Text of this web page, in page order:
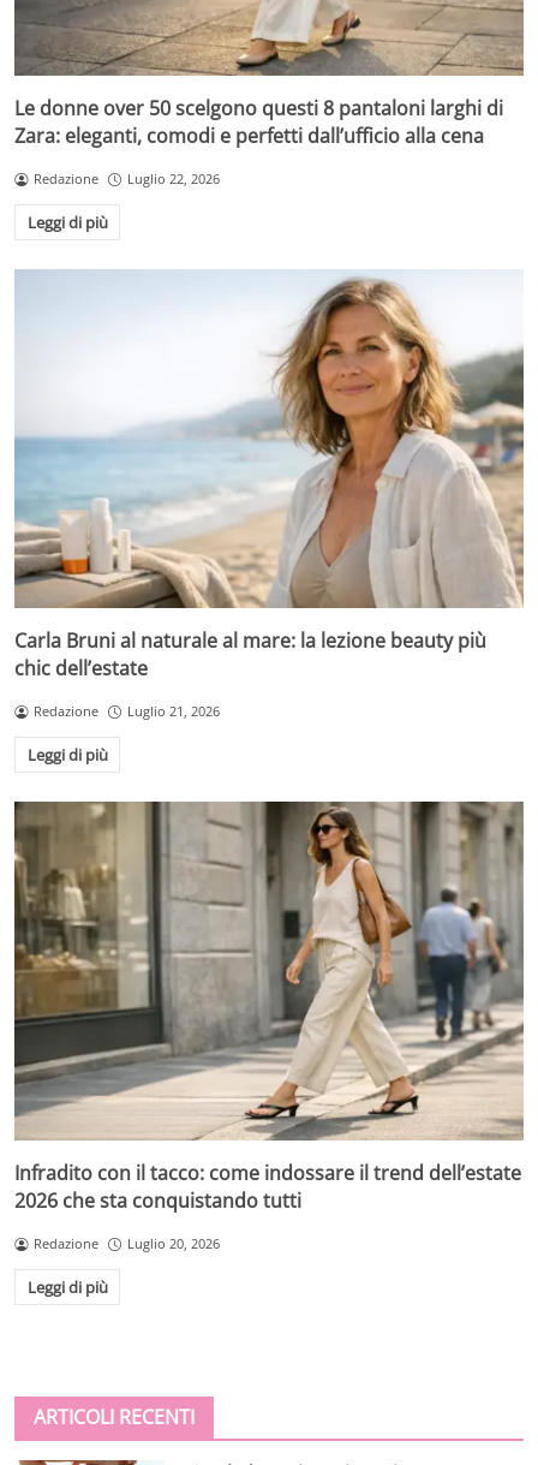
Le donne over 50 scelgono questi 8 pantaloni larghi di
Zara: eleganti, comodi e perfetti dall’ufficio alla cena
Redazione Luglio 22, 2026
Leggi di più
Carla Bruni al naturale al mare: la lezione beauty più
chic dell’estate
Redazione Luglio 21, 2026
Leggi di più
Infradito con il tacco: come indossare il trend dell’estate
2026 che sta conquistando tutti
Redazione Luglio 20, 2026
Leggi di più
ARTICOLI RECENTI